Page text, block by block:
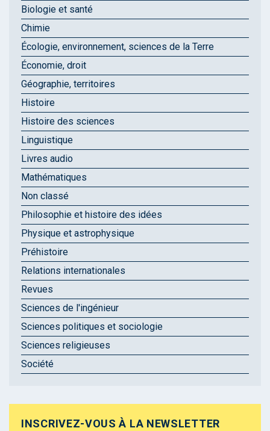
Biologie et santé
Chimie
Écologie, environnement, sciences de la Terre
Économie, droit
Géographie, territoires
Histoire
Histoire des sciences
Linguistique
Livres audio
Mathématiques
Non classé
Philosophie et histoire des idées
Physique et astrophysique
Préhistoire
Relations internationales
Revues
Sciences de l'ingénieur
Sciences politiques et sociologie
Sciences religieuses
Société
INSCRIVEZ-VOUS À LA NEWSLETTER